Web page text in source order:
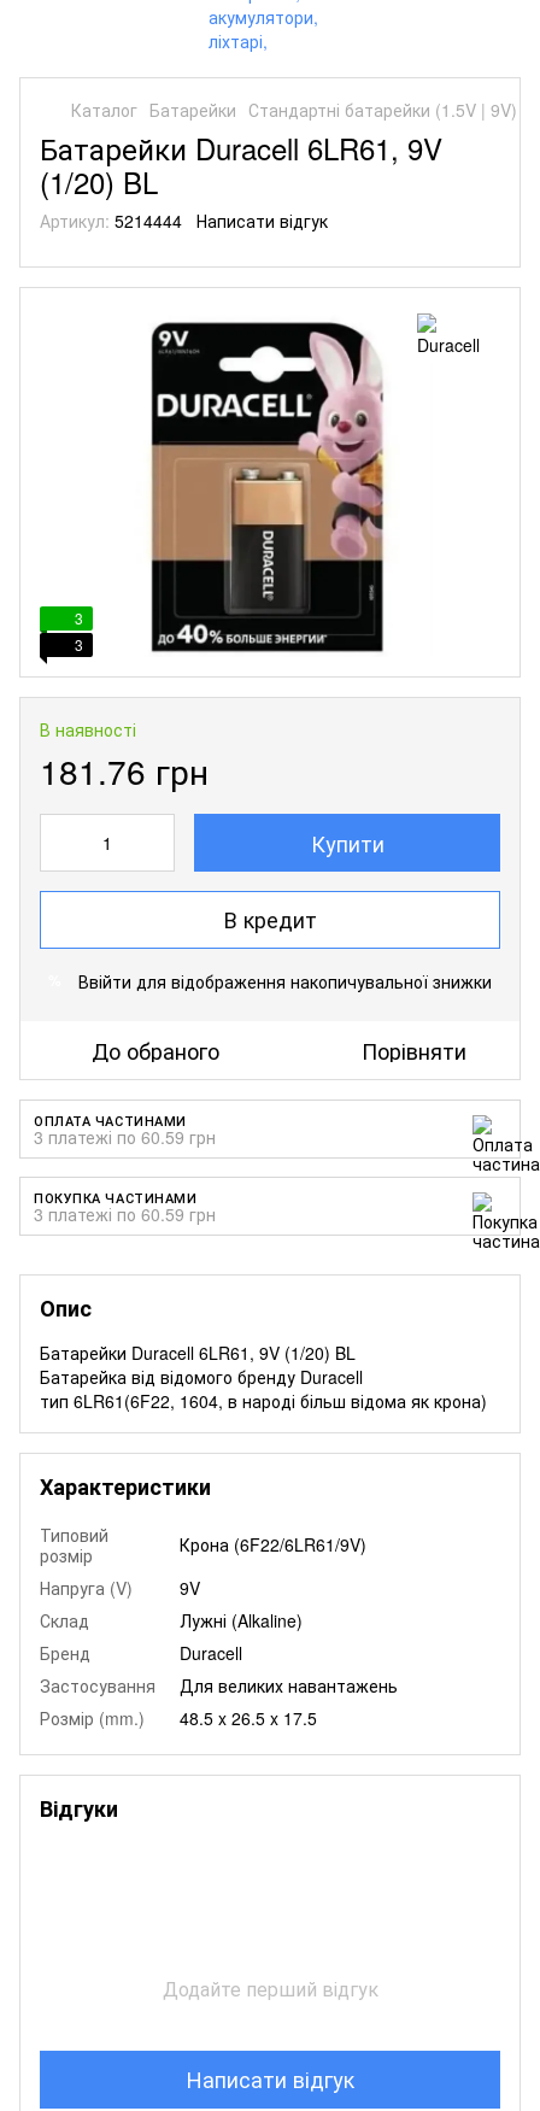
Каталог Батарейки Стандартні батарейки (1.5V | 9V)
Батарейки Duracell 6LR61, 9V
(1/20) BL
Артикул: 5214444 Написати відгук
3
3
В наявності
181.76 грн
Купити
В кредит
Ввійти для відображення накопичувальної знижки
До обраного Порівняти
ОПЛАТА ЧАСТИНАМИ
3 платежі по 60.59 грн
ПОКУПКА ЧАСТИНАМИ
3 платежі по 60.59 грн
Опис
Батарейки Duracell 6LR61, 9V (1/20) BL
Батарейка від відомого бренду Duracell
тип 6LR61(6F22, 1604, в народі більш відома як крона)
Характеристики
Типовий
розмір
Крона (6F22/6LR61/9V)
Напруга (V)
9V
Склад
Лужні (Alkaline)
Бренд
Duracell
Застосування
Для великих навантажень
Розмір (mm.)
48.5 x 26.5 x 17.5
Відгуки
Додайте перший відгук
Написати відгук